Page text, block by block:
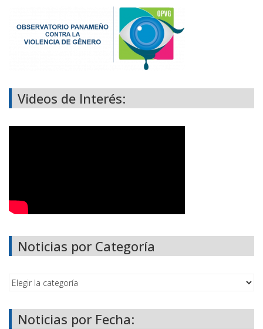
Videos de Interés:
Noticias por Categoría
Noticias por Fecha: